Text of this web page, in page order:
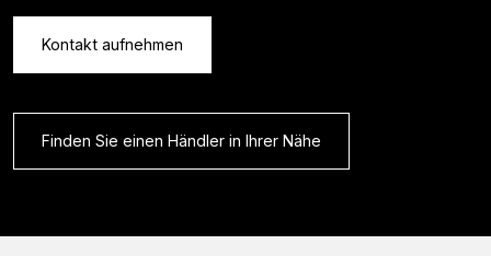
Kontakt aufnehmen
Finden Sie einen Händler in Ihrer Nähe